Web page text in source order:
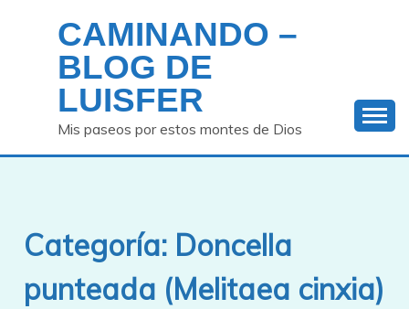
contenido
CAMINANDO –
BLOG DE
LUISFER
Mis paseos por estos montes de Dios
Categoría: Doncella
punteada (Melitaea cinxia)